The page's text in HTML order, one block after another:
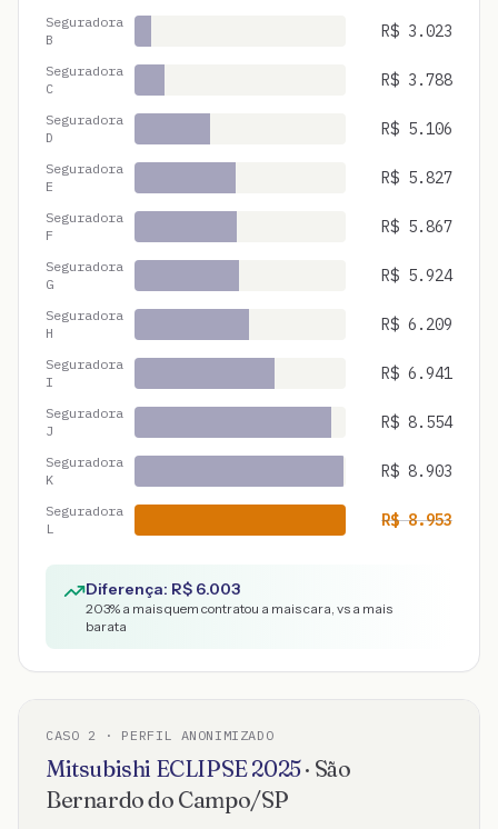
Seguradora
B
R$ 3.023
Seguradora
C
R$ 3.788
Seguradora
D
R$ 5.106
Seguradora
E
R$ 5.827
Seguradora
F
R$ 5.867
Seguradora
G
R$ 5.924
Seguradora
H
R$ 6.209
Seguradora
I
R$ 6.941
Seguradora
J
R$ 8.554
Seguradora
K
R$ 8.903
Seguradora
L
R$8.953
Diferença: R$ 6.003
203% a mais quem contratou a mais cara, vs a mais
barata
CASO 2 · PERFIL ANONIMIZADO
Mitsubishi ECLIPSE2025· São
Bernardo do Campo/SP